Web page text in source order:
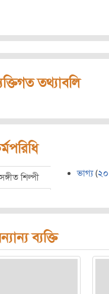
তথ্যাবলি
সঙ্গীত শিল্পী ভাগ্য(
ব্যক্তি